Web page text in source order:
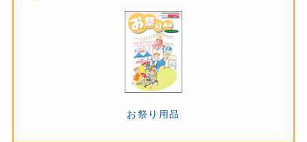
お祭り用品